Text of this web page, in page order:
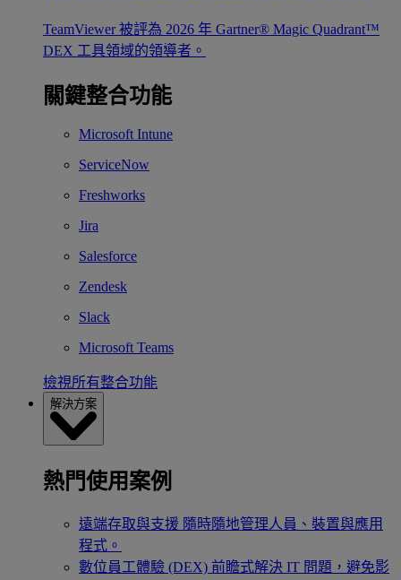
TeamViewer 被評為 2026 年 Gartner® Magic Quadrant™
DEX 工具領域的領導者。
關鍵整合功能
Microsoft Intune
ServiceNow
Freshworks
Jira
Salesforce
Zendesk
Slack
Microsoft Teams
檢視所有整合功能
解決方案
熱門使用案例
遠端存取與支援 隨時隨地管理人員、裝置與應用
程式。
數位員工體驗 (DEX) 前瞻式解決 IT 問題，避免影